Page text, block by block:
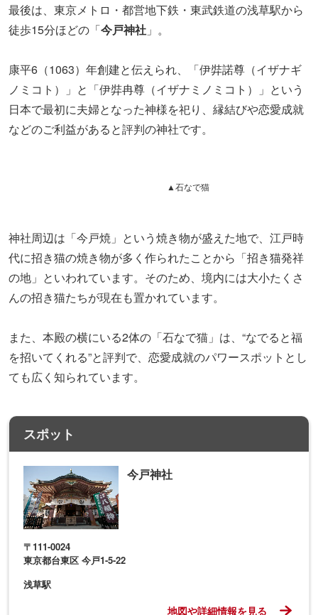
最後は、東京メトロ・都営地下鉄・東武鉄道の浅草駅から
徒歩15分ほどの「今戸神社 」。
康平6（1063）年創建と伝えられ、「伊弉諾尊（イザナギ
ノミコト）」と「伊弉冉尊（イザナミノミコト）」という
日本で最初に夫婦となった神様を祀り、縁結びや恋愛成就
などのご利益があると評判の神社です。
▲石なで猫
神社周辺は「今戸焼」という焼き物が盛えた地で、江戸時
代に招き猫の焼き物が多く作られたことから「招き猫発祥
の地」といわれています。そのため、境内には大小たくさ
また、本殿の横にいる2体の「石なで猫」は、“なでると福
を招いてくれる”と評判で、恋愛成就のパワースポットとし
ても広く知られています。
スポット